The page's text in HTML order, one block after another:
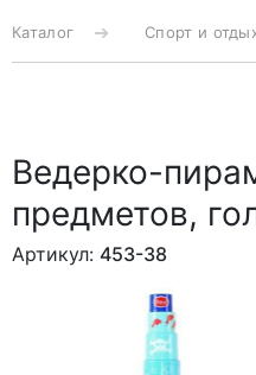
Каталог Спорт и
Ведерко-
предметов,
Артикул: 453-38